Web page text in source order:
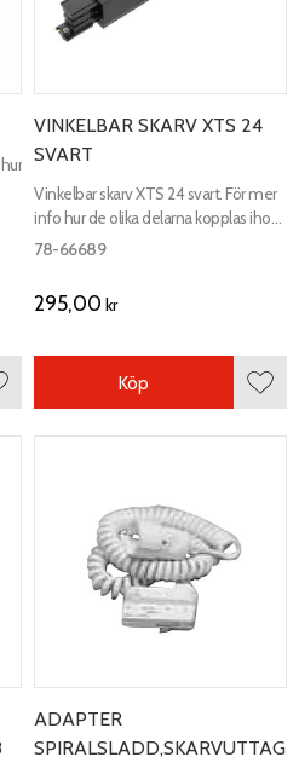
till i favoriter
VINKELBAR SKARV XTS 24
SVART
Vinkelbar skarv XTS 24 svart. För mer
info hur de olika delarna kopplas ihop,
se kopplingsschema.
78-66689
295,00 kr
Köp
ADAPTER
SPIRALSLADD,SKARVUTTAG